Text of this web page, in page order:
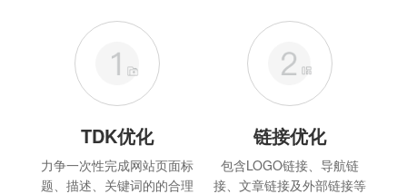
TDK优化
力争一次性完成网站页面标
题、描述、关键词的的合理
链接优化
包含LOGO链接、导航链
接、文章链接及外部链接等